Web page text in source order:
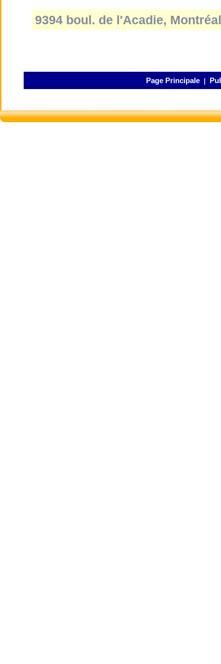
9394 boul. de l'Acadie,
Page Principale|